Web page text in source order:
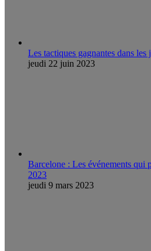
Les tactiques gagnantes dans les
jeudi 22 juin 2023
Barcelone : Les événements qui
2023
jeudi 9 mars 2023